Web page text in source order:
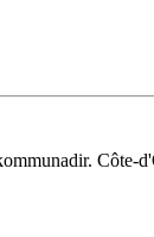
Côte-